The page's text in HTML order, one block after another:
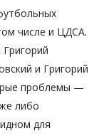
числе и ЦДСА.
и Григорий
проблемы —
либо
для